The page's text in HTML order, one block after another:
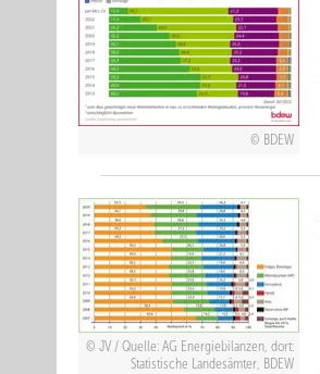
BDEW
JV / Quelle: AG Energiebilanzen, dort:
Statistische Landesämter, BDEW